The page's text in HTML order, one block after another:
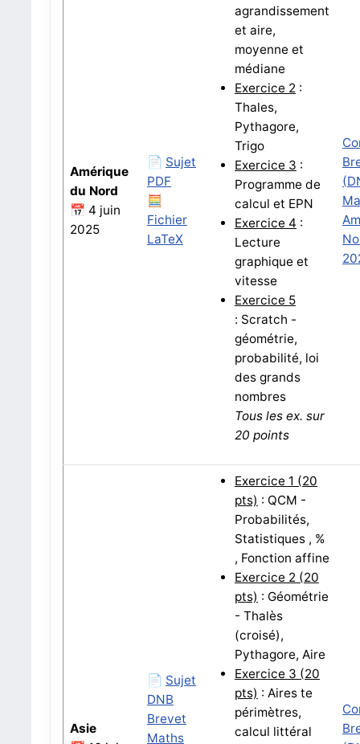
Amérique
du Nord
📅 4 juin
2025
📄 Sujet
PDF
🧮
Fichier
LaTeX
agrandissement
et aire,
moyenne et
médiane
Exercice 2:
Thales,
Pythagore,
Trigo
Exercice 3 :
Programme de
calcul et EPN
Exercice 4 :
Lecture
graphique et
vitesse
Exercice 5
: Scratch -
géométrie,
probabilité, loi
des grands
nombres
Tous les ex. sur
20 points
Asie
📄 Sujet
DNB
Brevet
Maths
Exercice 1 (20
pts) : QCM -
Probabilités,
Statistiques , %
, Fonction affine
Exercice 2 (20
pts) : Géométrie
- Thalès
(croisé),
Pythagore, Aire
Exercice 3 (20
pts) : Aires te
périmètres,
calcul littéral